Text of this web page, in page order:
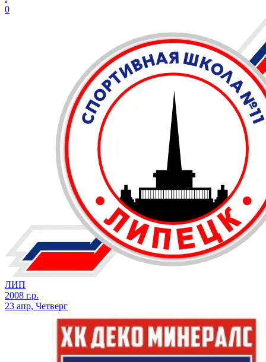
0
ЛИП
2008 г.р.
23 апр, Четверг